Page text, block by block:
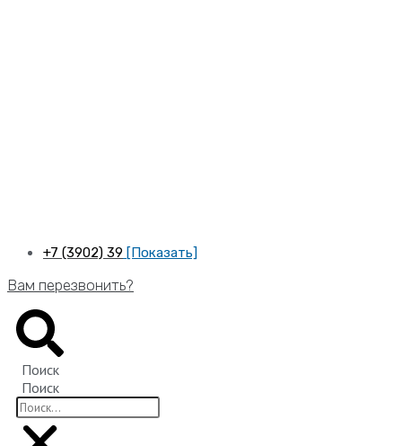
+7 (3902) 39 [Показать]
Вам перезвонить?
Поиск
Поиск